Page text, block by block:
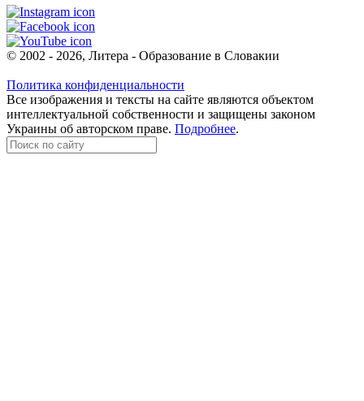
© 2002 - 2026, Литера - Образование в Словакии
Политика конфиденциальности
Все изображения и тексты на сайте являются объектом
интеллектуальной собственности и защищены законом
Украины об авторском праве. Подробнее.